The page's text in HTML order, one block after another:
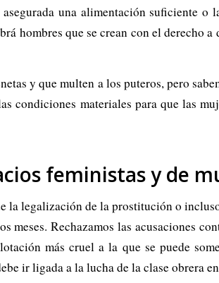
una alimentación suficiente o
hombres que se crean con el derecho
y que multen a los puteros, pero
condiciones materiales para que las
feministas y de
la legalización de la prostitución o
Rechazamos las acusaciones
más cruel a la que se puede
ir ligada a la lucha de la clase obrera